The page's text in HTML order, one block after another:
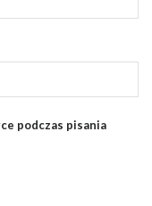
podczas pisania